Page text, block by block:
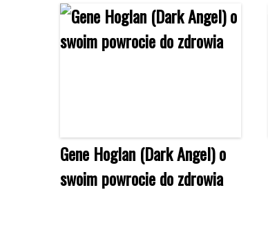
Gene Hoglan (Dark Angel) o
swoim powrocie do zdrowia